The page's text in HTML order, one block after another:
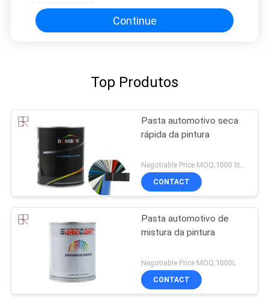
Continue
Top Produtos
Pasta automotivo seca
rápida da pintura
Negotiable Price MOQ:1000 litros
CONTACT
Pasta automotivo de
mistura da pintura
Negotiable Price MOQ:1000L
CONTACT